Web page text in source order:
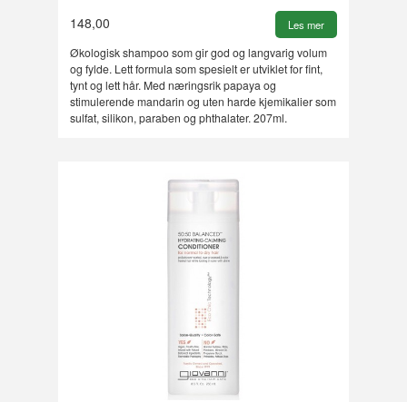
148,00 Les mer
Økologisk shampoo som gir god og langvarig volum
og fylde. Lett formula som spesielt er utviklet for fint,
tynt og lett hår. Med næringsrik papaya og
stimulerende mandarin og uten harde kjemikalier som
sulfat, silikon, paraben og phthalater. 207ml.